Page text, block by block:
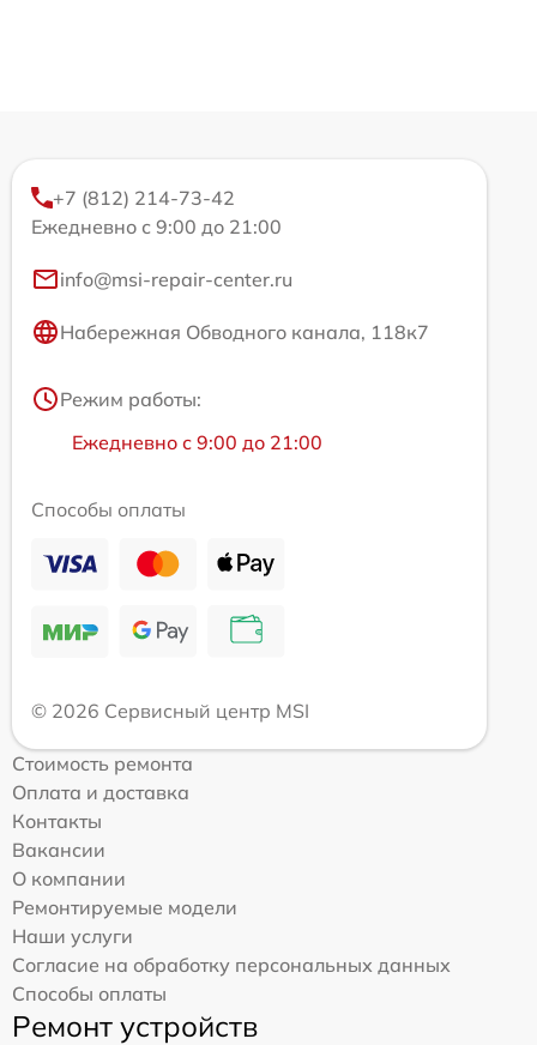
+7 (812) 214-73-42
Ежедневно с 9:00 до 21:00
info@msi-repair-center.ru
Набережная Обводного канала, 118к7
Режим работы:
Ежедневно с 9:00 до 21:00
Способы оплаты
© 2026 Сервисный центр MSI
Стоимость ремонта
Оплата и доставка
Контакты
Вакансии
О компании
Ремонтируемые модели
Наши услуги
Согласие на обработку персональных данных
Способы оплаты
Ремонт устройств